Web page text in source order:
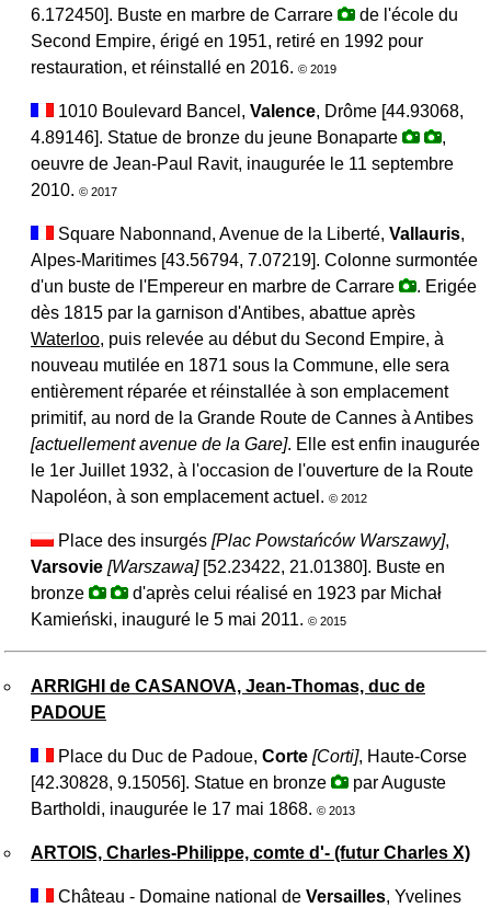
6.172450]. Buste en marbre de Carrare
de l'école du
Second Empire, érigé en 1951, retiré en 1992 pour
restauration, et réinstallé en 2016. © 2019
1010 Boulevard Bancel, Valence, Drôme [44.93068,
4.89146]. Statue de bronze du jeune Bonaparte
,
oeuvre de Jean-Paul Ravit, inaugurée le 11 septembre
2010. © 2017
Square Nabonnand, Avenue de la Liberté, Vallauris,
Alpes-Maritimes [43.56794, 7.07219]. Colonne surmontée
d'un buste de l'Empereur en marbre de Carrare
. Erigée
dès 1815 par la garnison d'Antibes, abattue après
Waterloo, puis relevée au début du Second Empire, à
nouveau mutilée en 1871 sous la Commune, elle sera
entièrement réparée et réinstallée à son emplacement
primitif, au nord de la Grande Route de Cannes à Antibes
[actuellement avenue de la Gare]. Elle est enfin inaugurée
le 1er Juillet 1932, à l'occasion de l'ouverture de la Route
Napoléon, à son emplacement actuel. © 2012
Place des insurgés [Plac Powstańców Warszawy],
Varsovie [Warszawa][52.23422, 21.01380]. Buste en
bronze
d'après celui réalisé en 1923 par Michał
Kamieński, inauguré le 5 mai 2011. © 2015
ARRIGHI de CASANOVA, Jean-Thomas, duc de
PADOUE
Place du Duc de Padoue, Corte [Corti], Haute-Corse
[42.30828, 9.15056]. Statue en bronze
par Auguste
Bartholdi, inaugurée le 17 mai 1868. © 2013
ARTOIS, Charles-Philippe, comte d'- (futur Charles X)
Château - Domaine national de Versailles, Yvelines